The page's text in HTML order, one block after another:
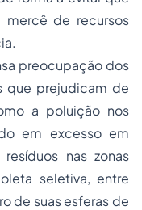
mercê de recursos
preocupação dos
que prejudicam de
a poluição nos
em excesso em
nas zonas
seletiva, entre
de suas esferas de